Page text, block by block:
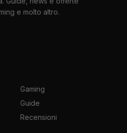
e molto altro.
Gaming
Guide
Recensioni